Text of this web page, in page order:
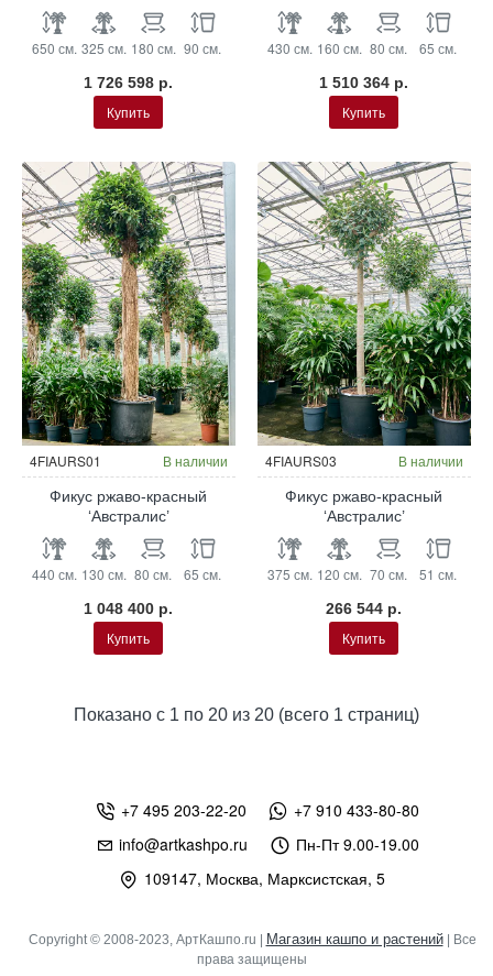
650 см. 325 см. 180 см. 90 см.
1 726 598 р.
Купить
430 см. 160 см. 80 см. 65 см.
1 510 364 р.
Купить
4FIAURS01 В наличии
Фикус ржаво-красный
‘Австралис’
440 см. 130 см. 80 см. 65 см.
1 048 400 р.
Купить
4FIAURS03 В наличии
Фикус ржаво-красный
‘Австралис’
375 см. 120 см. 70 см. 51 см.
266 544 р.
Купить
Показано с 1 по 20 из 20 (всего 1 страниц)
+7 495 203-22-20
+7 910 433-80-80
info@artkashpo.ru
Пн-Пт 9.00-19.00
109147, Москва, Марксистская, 5
Copyright © 2008-2023, АртКашпо.ru | Магазин кашпо и растений| Все
права защищены